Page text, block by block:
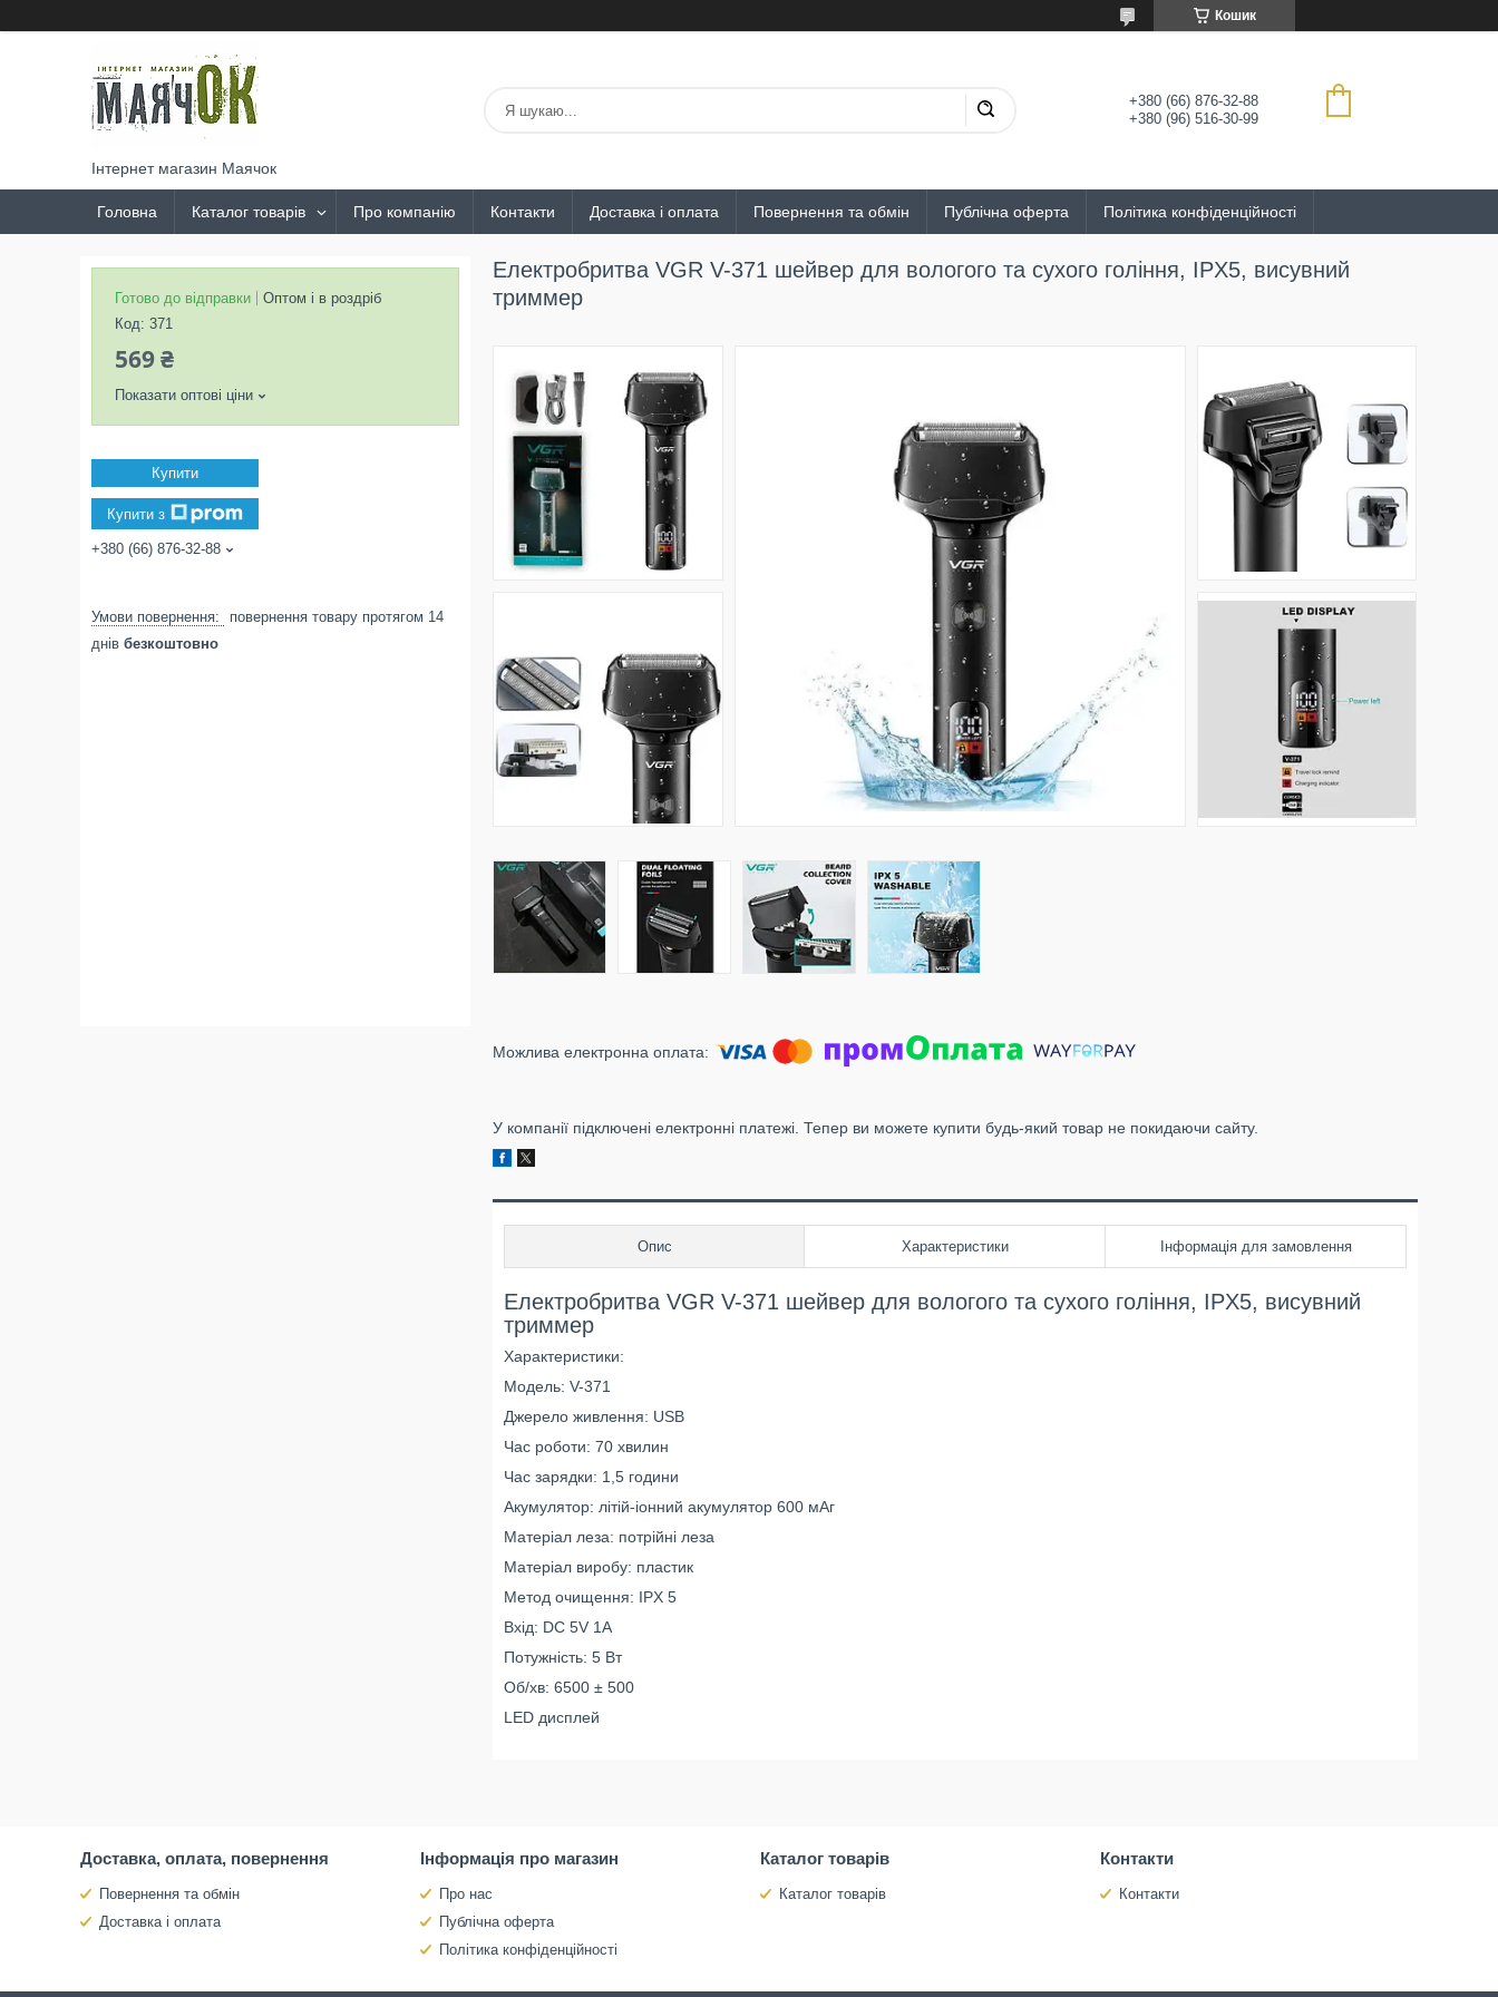
Кошик
Інтернет магазин Маячок
+380 (66) 876-32-88
+380 (96) 516-30-99
Головна Каталог товарів Про компанію Контакти Доставка і оплата Повернення та обмін Публічна оферта Політика конфіденційності
Електробритва VGR V-371 шейвер для вологого та сухого гоління, IPX5, висувний
триммер
У компанії підключені електронні платежі. Тепер ви можете купити будь-який товар не покидаючи сайту.
Опис Характеристики Інформація для замовлення
Електробритва VGR V-371 шейвер для вологого та сухого гоління, IPX5, висувний
триммер
Характеристики:
Модель: V-371
Джерело живлення: USB
Час роботи: 70 хвилин
Час зарядки: 1,5 години
Акумулятор: літій-іонний акумулятор 600 мАг
Матеріал леза: потрійні леза
Матеріал виробу: пластик
Метод очищення: IPX 5
Вхід: DC 5V 1A
Потужність: 5 Вт
Об/хв: 6500 ± 500
LED дисплей
Готово до відправки
Оптом і в роздріб
Код: 371
569 ₴
Показати оптові ціни
Купити
Купити з
+380 (66) 876-32-88
повернення товару протягом 14
днів безкоштовно
Доставка, оплата, повернення
Повернення та обмін
Доставка і оплата
Інформація про магазин
Про нас
Публічна оферта
Політика конфіденційності
Каталог товарів
Каталог товарів
Контакти
Контакти